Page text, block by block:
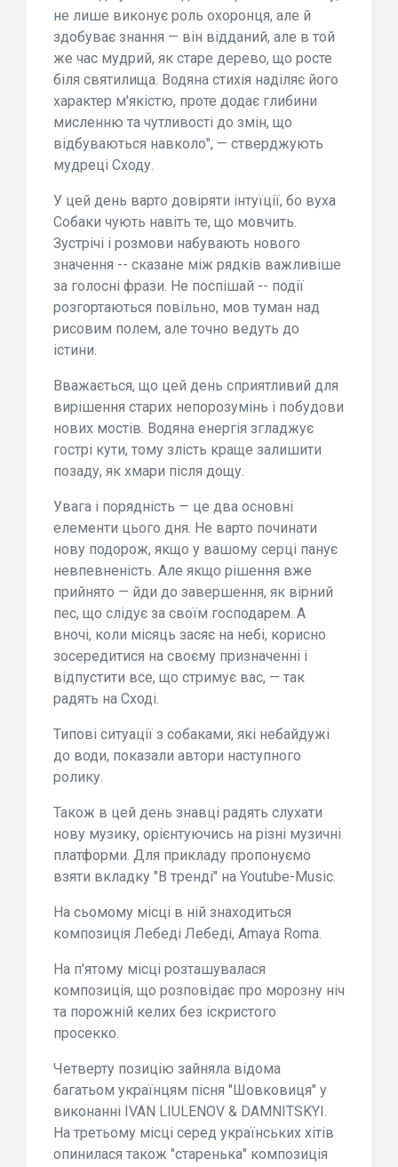
не лише виконує роль охоронця, але й
здобуває знання — він відданий, але в той
же час мудрий, як старе дерево, що росте
біля святилища. Водяна стихія наділяє його
характер м'якістю, проте додає глибини
мисленню та чутливості до змін, що
відбуваються навколо", — стверджують
мудреці Сходу.
У цей день варто довіряти інтуїції, бо вуха
Собаки чують навіть те, що мовчить.
Зустрічі і розмови набувають нового
значення -- сказане між рядків важливіше
за голосні фрази. Не поспішай -- події
розгортаються повільно, мов туман над
рисовим полем, але точно ведуть до
істини.
Вважається, що цей день сприятливий для
вирішення старих непорозумінь і побудови
нових мостів. Водяна енергія згладжує
гострі кути, тому злість краще залишити
позаду, як хмари після дощу.
Увага і порядність — це два основні
елементи цього дня. Не варто починати
нову подорож, якщо у вашому серці панує
невпевненість. Але якщо рішення вже
прийнято — йди до завершення, як вірний
пес, що слідує за своїм господарем. А
вночі, коли місяць засяє на небі, корисно
зосередитися на своєму призначенні і
відпустити все, що стримує вас, — так
радять на Сході.
Типові ситуації з собаками, які небайдужі
до води, показали автори наступного
ролику.
Також в цей день знавці радять слухати
нову музику, орієнтуючись на різні музичні
платформи. Для прикладу пропонуємо
взяти вкладку "В тренді" на Youtube-Music.
На сьомому місці в ній знаходиться
композиція Лебеді Лебеді, Amaya Roma.
На п'ятому місці розташувалася
композиція, що розповідає про морозну ніч
та порожній келих без іскристого
просекко.
Четверту позицію зайняла відома
багатьом українцям пісня "Шовковиця" у
виконанні IVAN LIULENOV & DAMNITSKYI.
На третьому місці серед українських хітів
опинилася також "старенька" композиція